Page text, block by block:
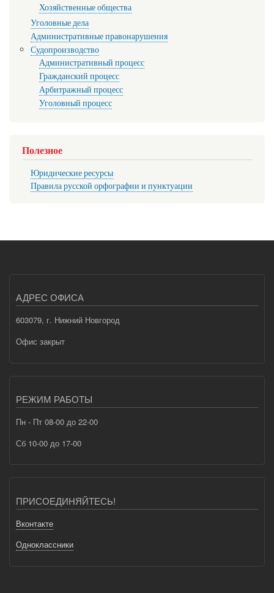
Хозяйственные общества
Уголовные дела
Административные правонарушения
Судопроизводство
Административный процесс
Гражданский процесс
Арбитражный процесс
Уголовный процесс
Полезное
Юридические ресурсы
Правила русской орфографии и пунктуации
АДРЕС ОФИСА
603079, г. Нижний Новгород
Офис закрыт
РЕЖИМ РАБОТЫ
Пн - Пт 08-00 до 22-00
Сб 10-00 до 17-00
ПРИСОЕДИНЯЙТЕСЬ!
Вконтакте
Одноклассники